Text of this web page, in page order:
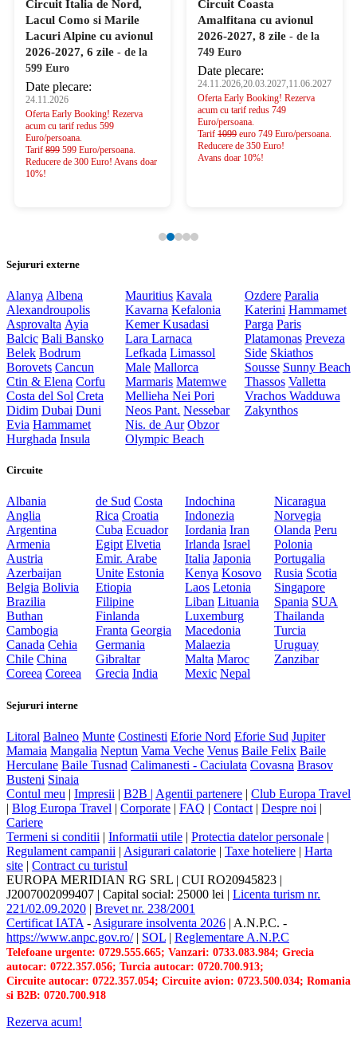
Circuit Italia de Nord,
Lacul Como si Marile
Lacuri Alpine cu avionul
2026-2027, 6 zile - de la
599 Euro
Date plecare:
24.11.2026
Oferta Early Booking! Rezerva
acum cu tarif redus 599
Euro/persoana.
Tarif 899 599 Euro/persoana.
Reducere de 300 Euro! Avans doar
10%!
Circuit Coasta
Amalfitana cu avionul
2026-2027, 8 zile - de la
749 Euro
Date plecare:
24.11.2026,20.03.2027,11.06.2027
Oferta Early Booking! Rezerva
acum cu tarif redus 749
Euro/persoana.
Tarif 1099 euro 749 Euro/persoana.
Reducere de 350 Euro!
Avans doar 10%!
Sejururi externe
Alanya Albena
Alexandroupolis
Asprovalta Ayia
Balcic Bali Bansko
Belek Bodrum
Borovets Cancun
Ctin & Elena Corfu
Costa del Sol Creta
Didim Dubai Duni
Evia Hammamet
Hurghada Insula
Mauritius Kavala
Kavarna Kefalonia
KemerKusadasi
LaraLarnaca
Lefkada Limassol
Male Mallorca
Marmaris Matemwe
MelliehaNei Pori
Neos Pant. Nessebar
Nis. de Aur Obzor
Olympic Beach
Ozdere Paralia
Katerini Hammamet
Parga Paris
Platamonas Preveza
Side Skiathos
Sousse Sunny Beach
Thassos Valletta
Vrachos Wadduwa
Zakynthos
Circuite
Albania
Anglia
Argentina
Armenia
Austria
Azerbaijan
Belgia Bolivia
Brazilia
Buthan
Cambogia
Canada Cehia
Chile China
Coreea Coreea
de Sud Costa
Rica Croatia
Cuba Ecuador
Egipt Elvetia
Emir. Arabe
Unite Estonia
Etiopia
Filipine
Finlanda
Franta Georgia
Germania
Gibraltar
Grecia India
Indochina
Indonezia
Iordania Iran
Irlanda Israel
Italia Japonia
Kenya Kosovo
Laos Letonia
Liban Lituania
Luxemburg
Macedonia
Malaezia
Malta Maroc
Mexic Nepal
Nicaragua
Norvegia
Olanda Peru
Polonia
Portugalia
Rusia Scotia
Singapore
Spania SUA
Thailanda
Turcia
Uruguay
Zanzibar
Sejururi interne
Litoral Balneo Munte Costinesti Eforie Nord Eforie Sud Jupiter
Mamaia Mangalia Neptun Vama Veche Venus Baile Felix Baile
Herculane Baile Tusnad Calimanesti - Caciulata Covasna Brasov
Busteni Sinaia
Contul meu | Impresii | B2B | Agentii partenere | Club Europa Travel
| Blog Europa Travel | Corporate | FAQ | Contact | Despre noi |
Cariere
Termeni si conditii | Informatii utile | Protectia datelor personale |
Regulament campanii | Asigurari calatorie | Taxe hoteliere | Harta
site | Contract cu turistul
EUROPA MERIDIAN RG SRL | CUI RO20945823 |
J2007002099407 | Capital social: 25000 lei | Licenta turism nr.
221/02.09.2020 | Brevet nr. 238/2001
Certificat IATA - Asigurare insolventa 2026 | A.N.P.C. -
https://www.anpc.gov.ro/| SOL | Reglementare A.N.P.C
Telefoane urgente: 0729.555.665; Vanzari: 0733.083.984; Grecia
autocar: 0722.357.056; Turcia autocar: 0720.700.913;
Circuite autocar: 0722.357.054; Circuite avion: 0723.500.034; Romania
si B2B: 0720.700.918
Rezerva acum!